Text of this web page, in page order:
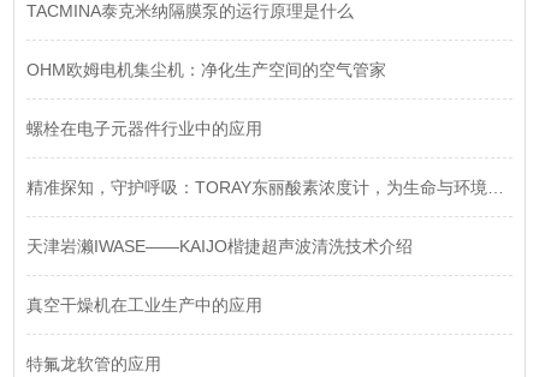
​TACMINA泰克米纳隔膜泵的运行原理是什么
OHM欧姆电机集尘机：净化生产空间的空气管家
螺栓在电子元器件行业中的应用
精准探知，守护呼吸：TORAY东丽酸素浓度计，为生命与环境注入安心
天津岩濑IWASE——KAIJO楷捷超声波清洗技术介绍
真空干燥机在工业生产中的应用
​特氟龙软管的应用